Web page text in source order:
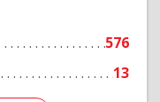
576
13